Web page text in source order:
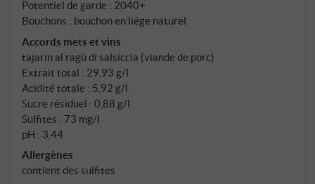
Potentiel de garde : 2040+
Bouchons : bouchon en liège naturel
Accords mets et vins
tajarin al ragù di salsiccia (viande de porc)
Extrait total : 29,93 g/l
Acidité totale : 5,92 g/l
Sucre résiduel : 0,88 g/l
Sulfites : 73 mg/l
pH : 3,44
Allergènes
contient des sulfites